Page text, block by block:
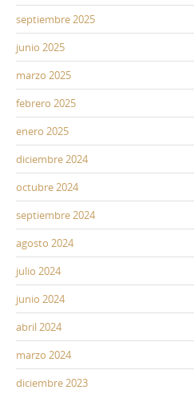
septiembre 2025
junio 2025
marzo 2025
febrero 2025
enero 2025
diciembre 2024
octubre 2024
septiembre 2024
agosto 2024
julio 2024
junio 2024
abril 2024
marzo 2024
diciembre 2023